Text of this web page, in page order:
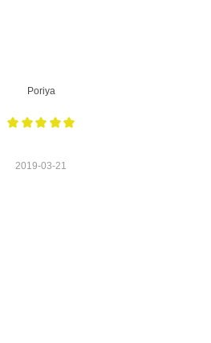
Poriya
2019-03-21